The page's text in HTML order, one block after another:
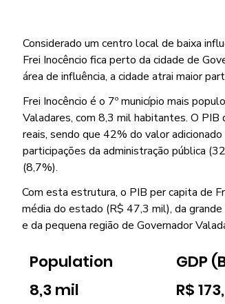
Considerado um centro local de baixa
Frei Inocêncio fica perto da cidade de
área de influência, a cidade atrai maior
Frei Inocêncio é o 7º município mais
Valadares, com 8,3 mil habitantes. O
reais, sendo que 42% do valor
participações da administração pública
(8,7%).
Com esta estrutura, o PIB per capita de
média do estado (R$ 47,3 mil), da
e da pequena região de Governador
Population
8,3 mil
GDP
R$